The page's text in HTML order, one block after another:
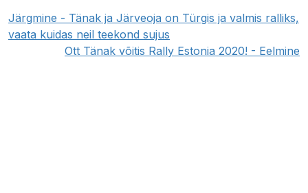
Järgmine - Tänak ja Järveoja on Türgis ja valmis ralliks,
vaata kuidas neil teekond sujus
Ott Tänak võitis Rally Estonia 2020! - Eelmine